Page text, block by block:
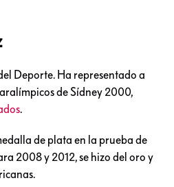
Deporte. Ha representado a
de Sídney 2000,
.
de plata en la prueba de
2008 y 2012, se hizo del oro y